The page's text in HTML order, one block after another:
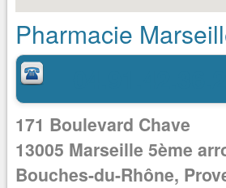
Pharmacie
171 Boulevard Chave
13005 Marseille 5ème
Bouches-du-Rhône,